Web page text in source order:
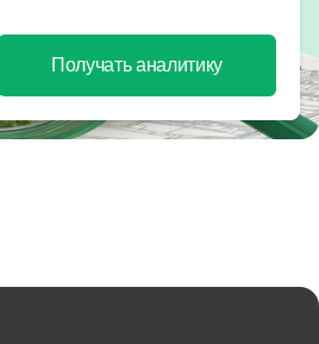
Получать аналитику